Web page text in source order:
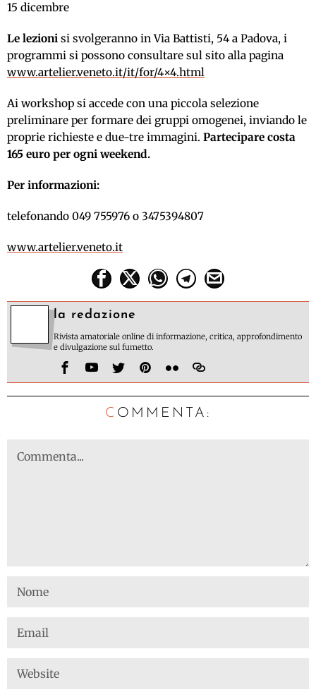
15 dicembre
Le lezioni si svolgeranno in Via Battisti, 54 a Padova, i
programmi si possono consultare sul sito alla pagina
www.artelier.veneto.it/it/for/4×4.html
Ai workshop si accede con una piccola selezione
preliminare per formare dei gruppi omogenei, inviando le
proprie richieste e due-tre immagini. Partecipare costa
165 euro per ogni weekend.
Per informazioni:
telefonando 049 755976 o 3475394807
www.artelier.veneto.it
la redazione
Rivista amatoriale online di informazione, critica, approfondimento
e divulgazione sul fumetto.
C OMMENTA: